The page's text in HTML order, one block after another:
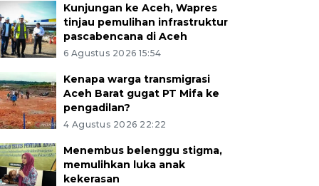
Kunjungan ke Aceh, Wapres
tinjau pemulihan infrastruktur
pascabencana di Aceh
6 Agustus 2026 15:54
Kenapa warga transmigrasi
Aceh Barat gugat PT Mifa ke
pengadilan?
4 Agustus 2026 22:22
Menembus belenggu stigma,
memulihkan luka anak
kekerasan